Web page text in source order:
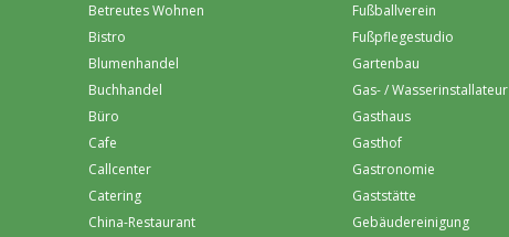
Betreutes Wohnen
Bistro
Blumenhandel
Buchhandel
Büro
Cafe
Callcenter
Catering
China-Restaurant
Fußballverein
Fußpflegestudio
Gartenbau
Gas- / Wasserinstallateur
Gasthaus
Gasthof
Gastronomie
Gaststätte
Gebäudereinigung